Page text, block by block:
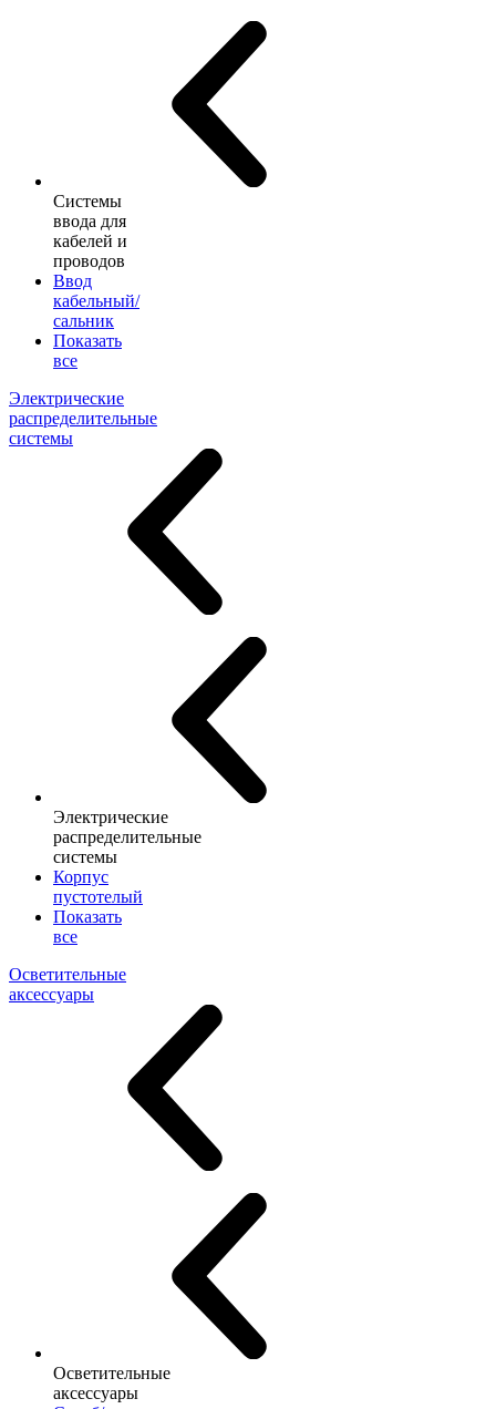
Системы
ввода для
кабелей и
проводов
Ввод
кабельный/
сальник
Показать
все
Электрические
распределительные
системы
Электрические
распределительные
системы
Корпус
пустотелый
Показать
все
Осветительные
аксессуары
Осветительные
аксессуары